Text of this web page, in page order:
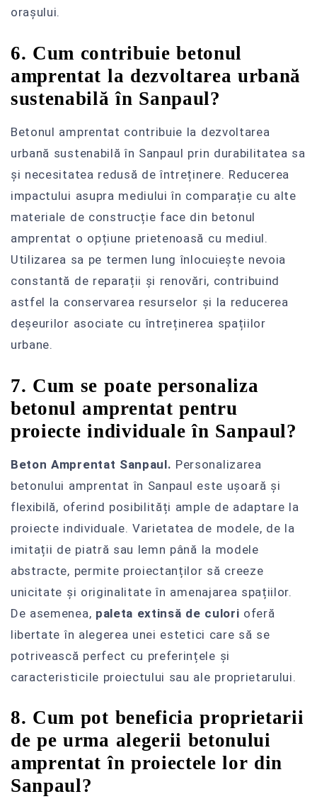
orașului.
6. Cum contribuie betonul
amprentat la dezvoltarea urbană
sustenabilă în Sanpaul?
Betonul amprentat contribuie la dezvoltarea
urbană sustenabilă în Sanpaul prin durabilitatea sa
și necesitatea redusă de întreținere. Reducerea
impactului asupra mediului în comparație cu alte
materiale de construcție face din betonul
amprentat o opțiune prietenoasă cu mediul.
Utilizarea sa pe termen lung înlocuiește nevoia
constantă de reparații și renovări, contribuind
astfel la conservarea resurselor și la reducerea
deșeurilor asociate cu întreținerea spațiilor
urbane.
7. Cum se poate personaliza
betonul amprentat pentru
proiecte individuale în Sanpaul?
Beton Amprentat Sanpaul. Personalizarea
betonului amprentat în Sanpaul este ușoară și
flexibilă, oferind posibilități ample de adaptare la
proiecte individuale. Varietatea de modele, de la
imitații de piatră sau lemn până la modele
abstracte, permite proiectanților să creeze
unicitate și originalitate în amenajarea spațiilor.
De asemenea, paleta extinsă de culori oferă
libertate în alegerea unei estetici care să se
potrivească perfect cu preferințele și
caracteristicile proiectului sau ale proprietarului.
8. Cum pot beneficia proprietarii
de pe urma alegerii betonului
amprentat în proiectele lor din
Sanpaul?